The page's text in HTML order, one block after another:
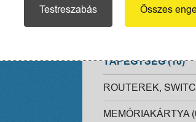
EGYÉB (2)
TÁPEGYSÉG (18)
ROUTEREK,
MEMÓRIAKÁRTYA
Testreszabás Összes